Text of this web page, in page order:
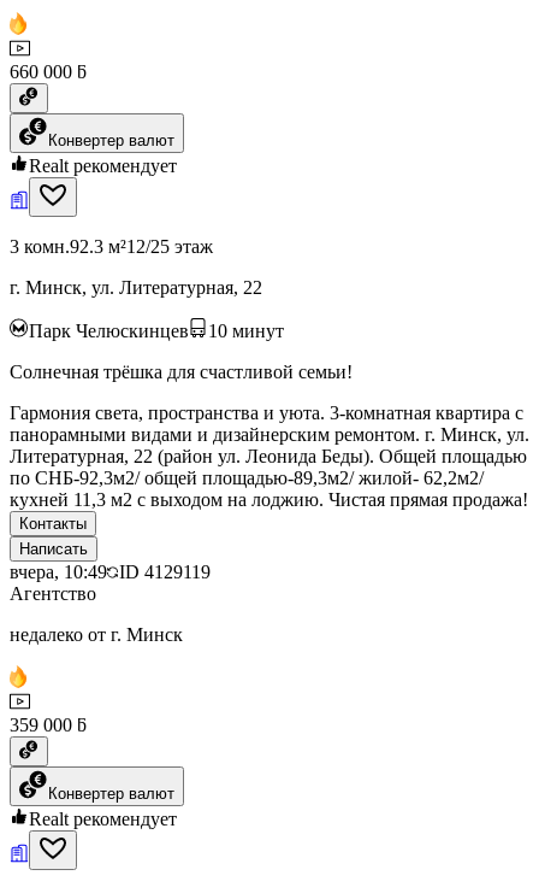
660 000 ƃ
Конвертер валют
Realt рекомендует
3 комн.92.3 м²12/25 этаж
г. Минск, ул. Литературная, 22
Парк Челюскинцев 10 минут
Солнечная трёшка для счастливой семьи!
Гармония света, пространства и уюта. 3-комнатная квартира с
панорамными видами и дизайнерским ремонтом. г. Минск, ул.
Литературная, 22 (район ул. Леонида Беды). Общей площадью
по СНБ-92,3м2/ общей площадью-89,3м2/ жилой- 62,2м2/
кухней 11,3 м2 с выходом на лоджию. Чистая прямая продажа!
Контакты
Написать
вчера, 10:49 ID 4129119
Агентство
недалеко от г. Минск
359 000 ƃ
Конвертер валют
Realt рекомендует